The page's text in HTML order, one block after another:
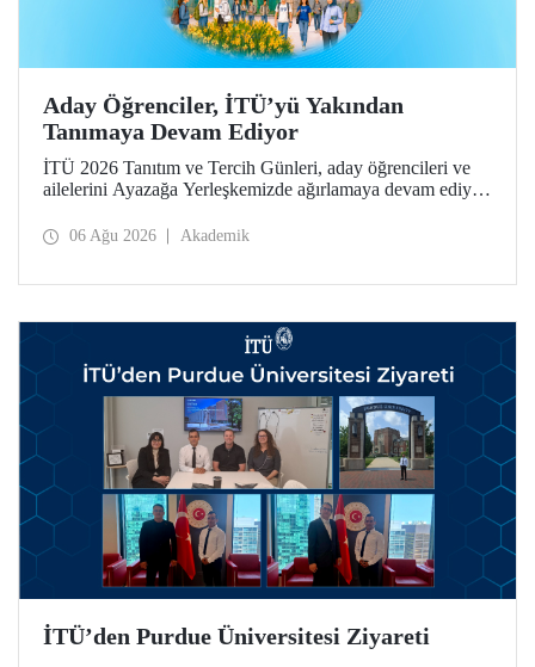
Aday Öğrenciler, İTÜ’yü Yakından
Tanımaya Devam Ediyor
İTÜ 2026 Tanıtım ve Tercih Günleri, aday öğrencileri ve
ailelerini Ayazağa Yerleşkemizde ağırlamaya devam ediyor.
ilgili fakülte ve birimler adaylara bilgi vermeye devam
06 Ağu 2026 Akademik
İTÜ’den Purdue Üniversitesi Ziyareti